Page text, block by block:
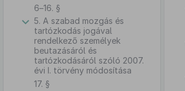
6–16. §
5. A szabad mozgás és
tartózkodás jogával
rendelkező személyek
beutazásáról és
tartózkodásáról szóló 2007.
évi I. törvény módosítása
17. §